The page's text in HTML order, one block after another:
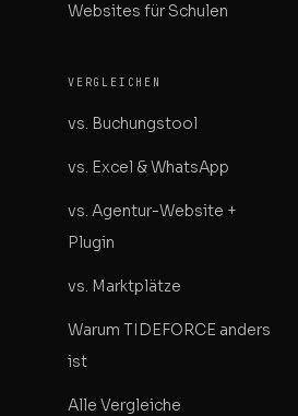
Websites für Schulen
VERGLEICHEN
vs. Buchungstool
vs. Excel & WhatsApp
vs. Agentur-Website +
Plugin
vs. Marktplätze
Warum TIDEFORCE anders
ist
Alle Vergleiche